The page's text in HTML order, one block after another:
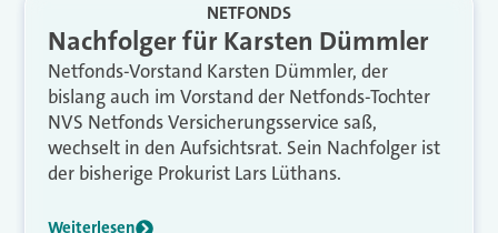
NETFONDS
Nachfolger für Karsten Dümmler
Netfonds-Vorstand Karsten Dümmler, der
bislang auch im Vorstand der Netfonds-Tochter
NVS Netfonds Versicherungsservice saß,
wechselt in den Aufsichtsrat. Sein Nachfolger ist
der bisherige Prokurist Lars Lüthans.
Weiterlesen